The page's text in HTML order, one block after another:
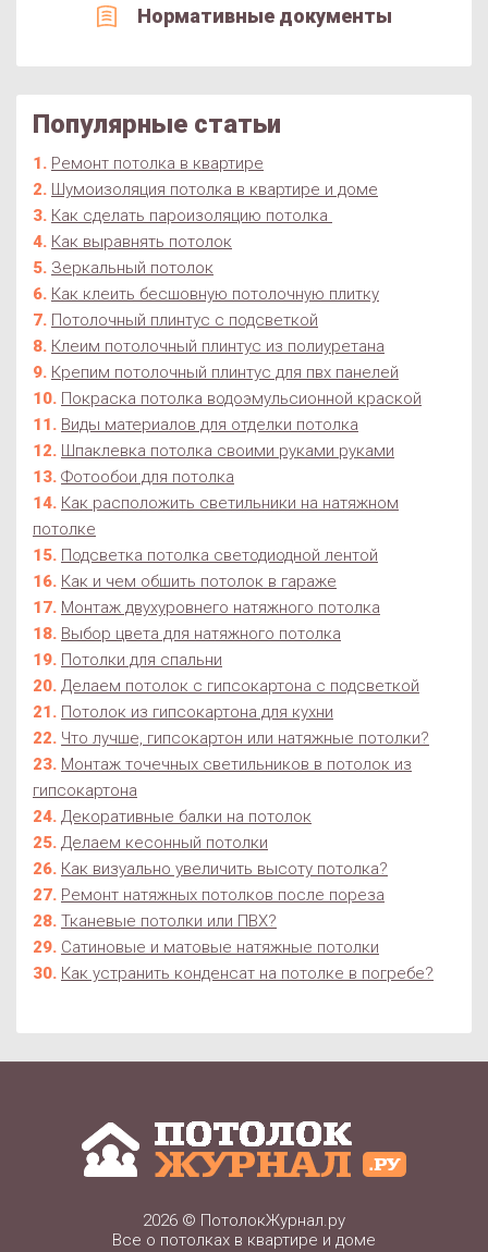
Нормативные документы
Популярные статьи
Ремонт потолка в квартире
Шумоизоляция потолка в квартире и доме
Как сделать пароизоляцию потолка
Как выравнять потолок
Зеркальный потолок
Как клеить бесшовную потолочную плитку
Потолочный плинтус с подсветкой
Клеим потолочный плинтус из полиуретана
Крепим потолочный плинтус для пвх панелей
Покраска потолка водоэмульсионной краской
Виды материалов для отделки потолка
Шпаклевка потолка своими руками руками
Фотообои для потолка
Как расположить светильники на натяжном
потолке
Подсветка потолка светодиодной лентой
Как и чем обшить потолок в гараже
Монтаж двухуровнего натяжного потолка
Выбор цвета для натяжного потолка
Потолки для спальни
Делаем потолок с гипсокартона с подсветкой
Потолок из гипсокартона для кухни
Что лучше, гипсокартон или натяжные потолки?
Монтаж точечных светильников в потолок из
гипсокартона
Декоративные балки на потолок
Делаем кесонный потолки
Как визуально увеличить высоту потолка?
Ремонт натяжных потолков после пореза
Тканевые потолки или ПВХ?
Сатиновые и матовые натяжные потолки
Как устранить конденсат на потолке в погребе?
2026 © ПотолокЖурнал.ру
Все о потолках в квартире и доме